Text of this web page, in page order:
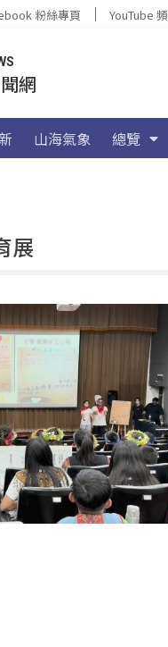
粉絲專頁 YouTube
網
山海氣象 總覽
展